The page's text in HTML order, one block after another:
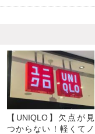
【UNIQLO】欠点が見
つからない！軽くてノ